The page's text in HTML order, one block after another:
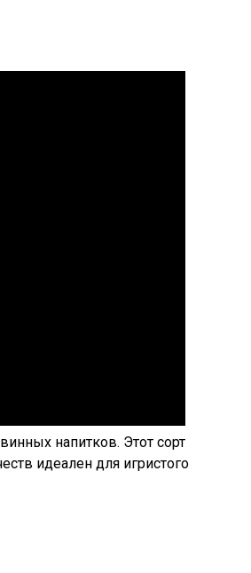
напитков. Этот сорт
идеален для игристого